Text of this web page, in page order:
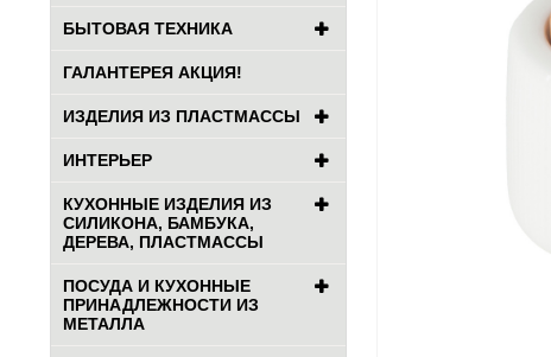
БЫТОВАЯ ТЕХНИКА
ГАЛАНТЕРЕЯ АКЦИЯ!
ИЗДЕЛИЯ ИЗ ПЛАСТМАССЫ
ИНТЕРЬЕР
КУХОННЫЕ ИЗДЕЛИЯ ИЗ
СИЛИКОНА, БАМБУКА,
ДЕРЕВА, ПЛАСТМАССЫ
ПОСУДА И КУХОННЫЕ
ПРИНАДЛЕЖНОСТИ ИЗ
МЕТАЛЛА